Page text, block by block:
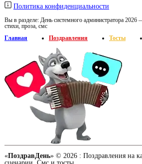
Политика конфиденциальности
Вы в разделе: День системного администратора 2026
стихи, проза, смс
Главная
Поздравления Тосты
«ПоздравДень» © 2026 : Поздравления на